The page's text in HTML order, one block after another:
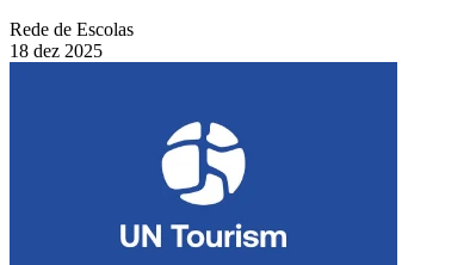
Rede de Escolas
18 dez 2025